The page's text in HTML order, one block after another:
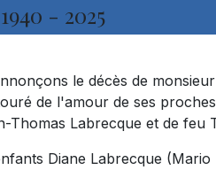
1940 - 2025
le décès de
de l'amour de ses
Labrecque et de feu
Diane Labrecque